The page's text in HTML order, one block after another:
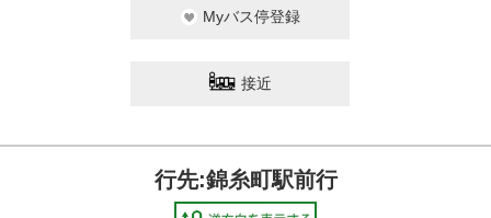
Myバス停登録
接近
行先:錦糸町駅前行